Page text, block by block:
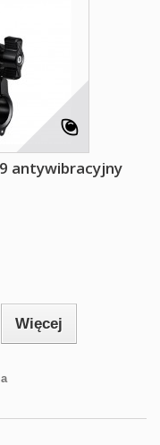
antywibracyjny
Więcej